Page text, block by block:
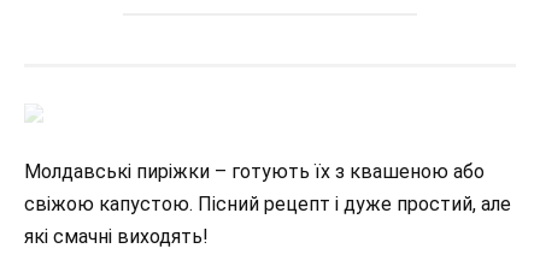
Молдавські пиріжки – готують їх з квашеною або
свіжою капустою. Пісний рецепт і дуже простий, але
які смачні виходять!